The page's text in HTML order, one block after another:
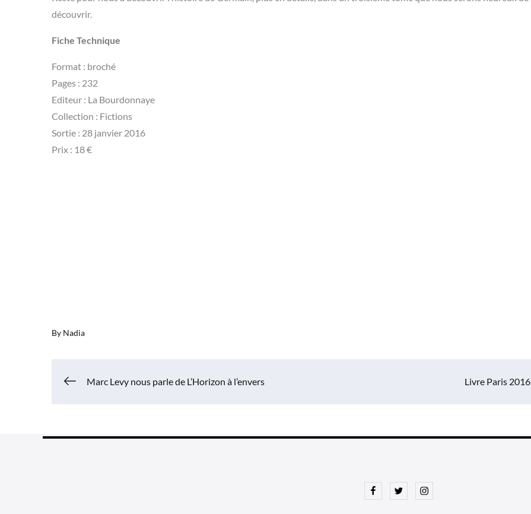
découvrir.
Fiche Technique
Format : broché
Pages : 232
Editeur : La Bourdonnaye
Collection : Fictions
Sortie : 28 janvier 2016
Prix : 18 €
By Nadia
Navigation
Marc Levy nous parle de L’Horizon à l’envers Livre Paris 2016
FacebookTwitterInstagram